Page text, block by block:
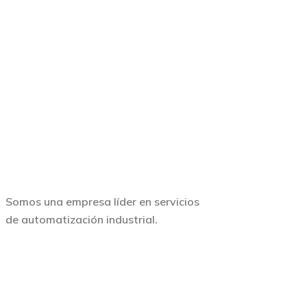
Somos una empresa líder en servicios
de automatización industrial.